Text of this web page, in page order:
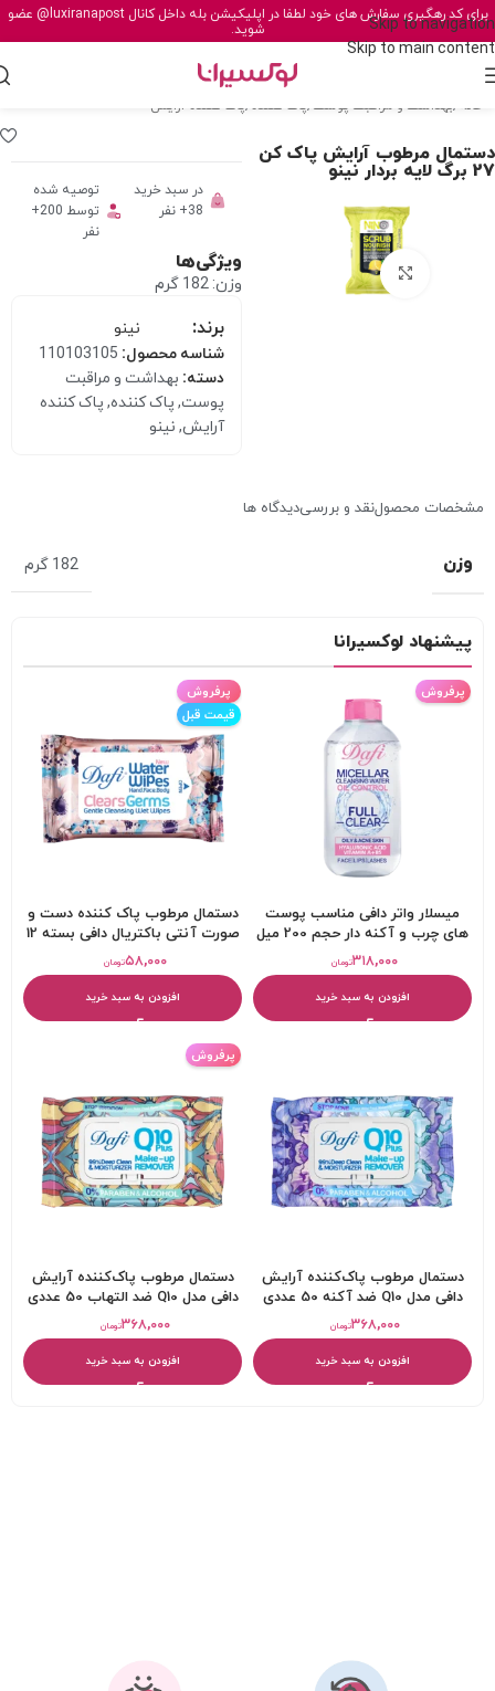
Skip to navigation
Skip to main content
برای کد رهگیری سفارش های خود لطفا در اپلیکیشن بله داخل کانال@luxiranapost عضو
شوید.
خانه /بهداشت و مراقبت پوست /پاک کننده /پاک کننده آرایش
دستمال مرطوب آرايش پاک کن
27 برگ لايه بردار نینو
برای بزرگنمایی کلیک کنید
در سبد خرید
38+ نفر
توصیه شده
توسط 200+
نفر
ویژگی‌ها
وزن: 182 گرم
برند:
نینو
شناسه محصول: 110103105
دسته: بهداشت و مراقبت
پوست, پاک کننده, پاک کننده
آرایش, نینو
مشخصات محصولنقد و بررسیدیدگاه ها
وزن 182 گرم
پیشنهاد لوکسیرانا
پرفروش
میسلار واتر دافی مناسب پوست
های چرب و آکنه دار حجم 200 میل
تومان۳۱۸,۰۰۰
افزودن به سبد خرید
پرفروش
قیمت قبل
دستمال مرطوب پاک کننده دست و
صورت آنتی باکتریال دافی بسته 12
عددیتومان۵۸,۰۰۰
افزودن به سبد خرید
دستمال مرطوب پاک‌کننده آرایش
دافی مدل Q10 ضد آکنه 50 عددی
تومان۳۶۸,۰۰۰
افزودن به سبد خرید
پرفروش
دستمال مرطوب پاک‌کننده آرایش
دافی مدل Q10 ضد التهاب 50 عددی
تومان۳۶۸,۰۰۰
افزودن به سبد خرید